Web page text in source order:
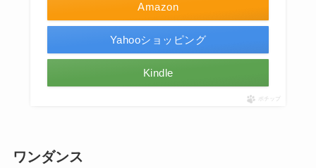
Amazon
Yahooショッピング
Kindle
ポチップ
ワンダンス